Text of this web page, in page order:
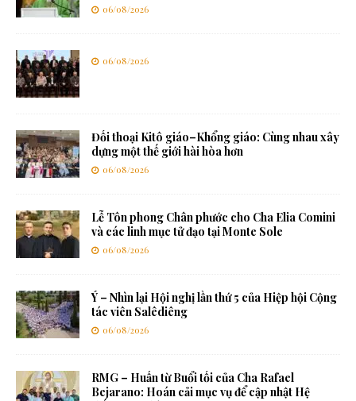
06/08/2026
06/08/2026
Đối thoại Kitô giáo–Khổng giáo: Cùng nhau xây
dựng một thế giới hài hòa hơn
06/08/2026
Lễ Tôn phong Chân phước cho Cha Elia Comini
và các linh mục tử đạo tại Monte Sole
06/08/2026
Ý – Nhìn lại Hội nghị lần thứ 5 của Hiệp hội Cộng
tác viên Salêdiêng
06/08/2026
RMG – Huấn từ Buổi tối của Cha Rafael
Bejarano: Hoán cải mục vụ để cập nhật Hệ